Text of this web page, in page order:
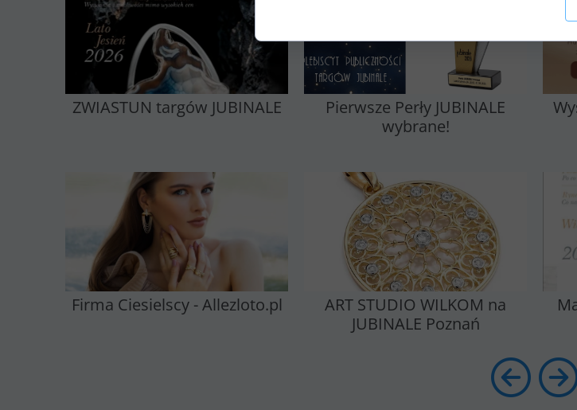
ZWIASTUN targów JUBINALE
Pierwsze Perły JUBINALE
wybrane!
Firma Ciesielscy - Allezloto.pl
ART STUDIO WILKOM na
JUBINALE Poznań